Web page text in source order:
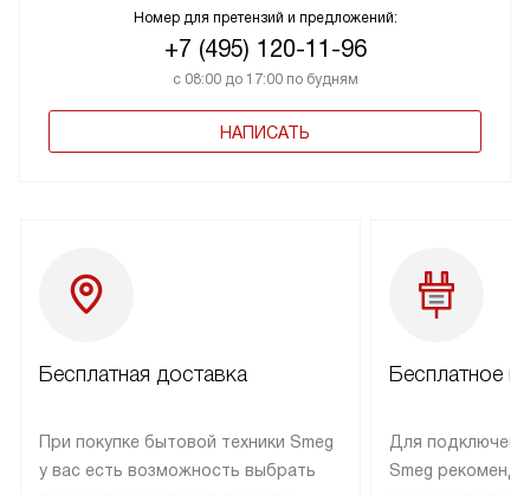
Номер для претензий и предложений:
+7 (495) 120-11-96
с 08:00 до 17:00 по будням
НАПИСАТЬ
Бесплатная доставка
При покупке бытовой техники Smeg
у вас есть возможность выбрать
Бесплатное
Для
Smeg